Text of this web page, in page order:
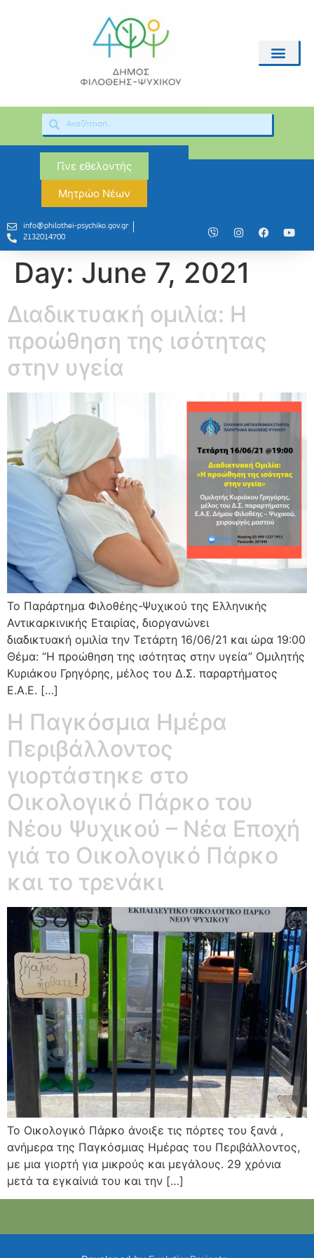
Γίνε εθελοντής
Μητρώο Νέων
info@philothei-psychiko.gov.gr
2132014700
Day: June 7, 2021
Διαδικτυακή ομιλία: Η
προώθηση της ισότητας
στην υγεία
Το Παράρτημα Φιλοθέης-Ψυχικού της Ελληνικής
Αντικαρκινικής Εταιρίας, διοργανώνει
διαδικτυακή ομιλία την Τετάρτη 16/06/21 και ώρα 19:00
Θέμα: “Η προώθηση της ισότητας στην υγεία” Ομιλητής
Κυριάκου Γρηγόρης, μέλος του Δ.Σ. παραρτήματος
Ε.Α.Ε. […]
Η Παγκόσμια Ημέρα
Περιβάλλοντος
γιορτάστηκε στο
Οικολογικό Πάρκο του
Νέου Ψυχικού – Νέα Εποχή
γιά το Οικολογικό Πάρκο
και το τρενάκι
Το Οικολογικό Πάρκο άνοιξε τις πόρτες του ξανά ,
ανήμερα της Παγκόσμιας Ημέρας του Περιβάλλοντος,
με μια γιορτή για μικρούς και μεγάλους. 29 χρόνια
μετά τα εγκαίνιά του και την […]